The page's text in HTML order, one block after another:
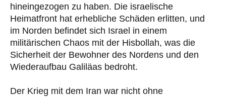
hineingezogen zu haben. Die israelische
Heimatfront hat erhebliche Schäden erlitten, und
im Norden befindet sich Israel in einem
militärischen Chaos mit der Hisbollah, was die
Sicherheit der Bewohner des Nordens und den
Wiederaufbau Galiläas bedroht.
Der Krieg mit dem Iran war nicht ohne